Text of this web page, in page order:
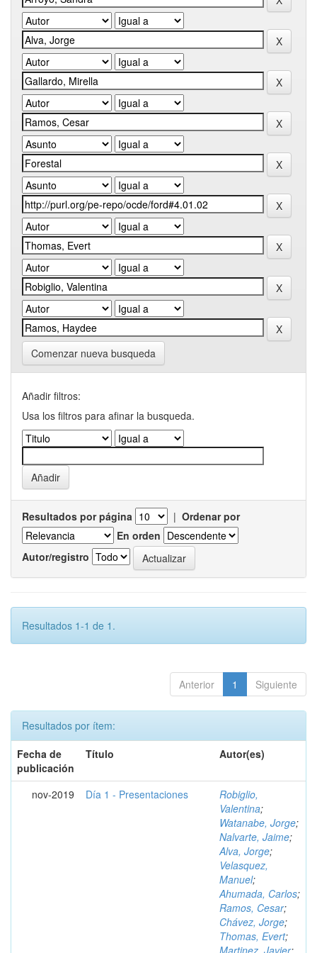
Comenzar nueva busqueda
Añadir filtros:
Usa los filtros para afinar la busqueda.
Resultados por página | Ordenar por
En orden
Autor/registro
Resultados 1-1 de 1.
Anterior 1 Siguiente
Resultados por ítem:
Fecha de
publicación
Título Autor(es)
nov-2019 Día 1 - Presentaciones
Robiglio,
Valentina;
Watanabe, Jorge;
Nalvarte, Jaime;
Alva, Jorge;
Velasquez,
Manuel;
Ahumada, Carlos;
Ramos, Cesar;
Chávez, Jorge;
Thomas, Evert;
Martinez, Javier;